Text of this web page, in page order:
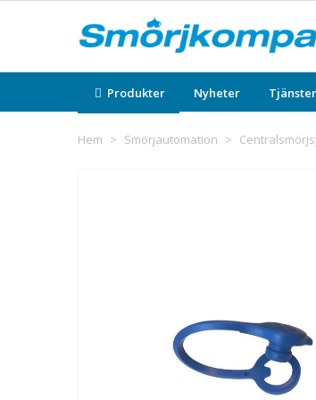
Produkter Nyheter Tjänster
Hem > Smörjautomation >